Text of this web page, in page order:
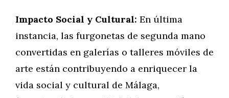
Impacto Social y Cultural: En última
instancia, las furgonetas de segunda mano
convertidas en galerías o talleres móviles de
arte están contribuyendo a enriquecer la
vida social y cultural de Málaga,